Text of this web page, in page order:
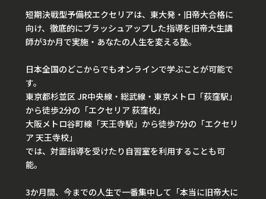
短期決戦型予備校エクセリアは、東大発・旧帝大合格に
向け、徹底的にブラッシュアップした指導を旧帝大生講
師が3か月で実施・あなたの人生を変える塾。
日本全国のどこからでもオンラインで学ぶことが可能で
す。
東京都杉並区 JR中央線・総武線・東京メトロ「荻窪駅」
から徒歩2分の「エクセリア 荻窪校」
大阪メトロ谷町線「天王寺駅」から徒歩7分の「エクセリ
ア 天王寺校」
では、対面指導を受けたり自習室を利用することも可
能。
3か月間、今までの人生で一番集中して「本当に旧帝大に